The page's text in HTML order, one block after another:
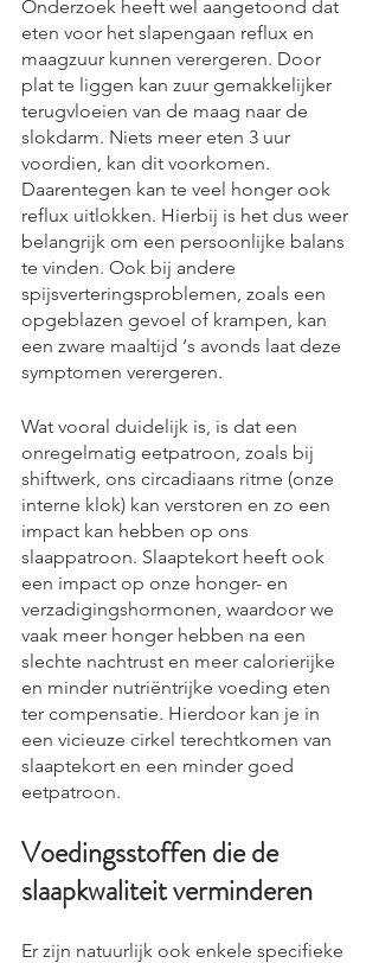
Onderzoek heeft wel aangetoond dat
eten voor het slapengaan reflux en
maagzuur kunnen verergeren. Door
plat te liggen kan zuur gemakkelijker
terugvloeien van de maag naar de
slokdarm. Niets meer eten 3 uur
voordien, kan dit voorkomen.
Daarentegen kan te veel honger ook
reflux uitlokken. Hierbij is het dus weer
belangrijk om een persoonlijke balans
te vinden. Ook bij andere
spijsverteringsproblemen, zoals een
opgeblazen gevoel of krampen, kan
een zware maaltijd ‘s avonds laat deze
symptomen verergeren.
Wat vooral duidelijk is, is dat een
onregelmatig eetpatroon, zoals bij
shiftwerk, ons circadiaans ritme (onze
interne klok) kan verstoren en zo een
impact kan hebben op ons
slaappatroon. Slaaptekort heeft ook
een impact op onze honger- en
verzadigingshormonen, waardoor we
vaak meer honger hebben na een
slechte nachtrust en meer calorierijke
en minder nutriëntrijke voeding eten
ter compensatie. Hierdoor kan je in
een vicieuze cirkel terechtkomen van
slaaptekort en een minder goed
eetpatroon.
Voedingsstoffen die de
slaapkwaliteit verminderen
Er zijn natuurlijk ook enkele specifieke